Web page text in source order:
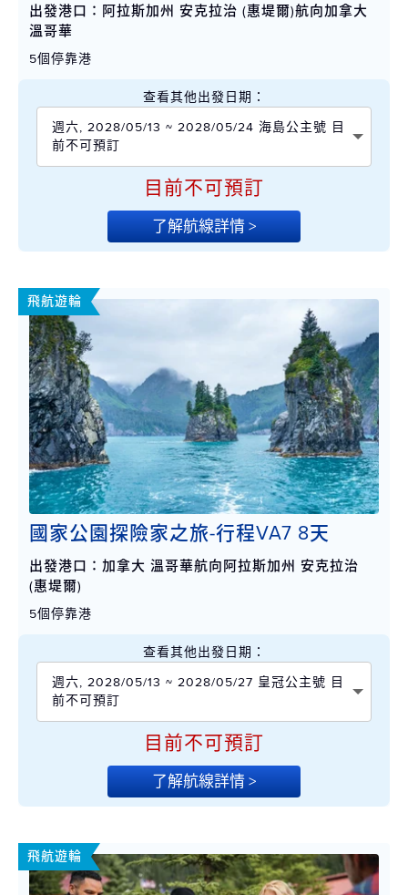
出發港口：阿拉斯加州 安克拉治 (惠堤爾)航向加拿大
溫哥華
5個停靠港
查看其他出發日期：
週六, 2028/05/13 ~ 2028/05/24 海島公主號 目
前不可預訂
目前不可預訂
了解航線詳情 >
飛航遊輪
國家公園探險家之旅-行程VA7 8天
出發港口：加拿大 溫哥華航向阿拉斯加州 安克拉治
(惠堤爾)
5個停靠港
查看其他出發日期：
週六, 2028/05/13 ~ 2028/05/27 皇冠公主號 目
前不可預訂
目前不可預訂
了解航線詳情 >
飛航遊輪